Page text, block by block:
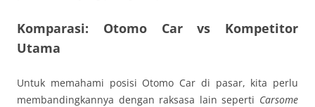
Komparasi: Otomo Car vs Kompetitor
Utama
Untuk memahami posisi Otomo Car di pasar, kita perlu
membandingkannya dengan raksasa lain seperti Carsome